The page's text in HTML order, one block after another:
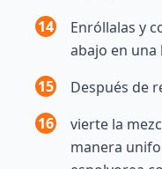
14
Enróllalas y
abajo en
15
Después de
16
vierte la
manera